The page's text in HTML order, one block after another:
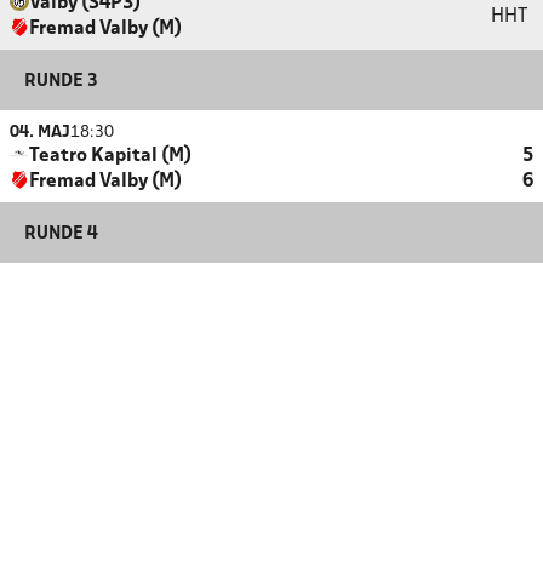
Valby (S4P3)
Fremad Valby (M)
HHT
RUNDE 3
04. MAJ18:30
Teatro Kapital (M)
5
Fremad Valby (M)
6
RUNDE 4